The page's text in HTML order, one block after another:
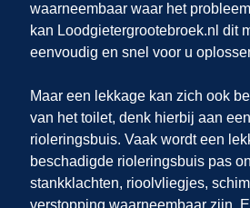
waarneembaar waar het
kan Loodgietergrootebroek.nl dit
eenvoudig en snel voor u
Maar een lekkage kan zich ook
van het toilet, denk hierbij aan
rioleringsbuis. Vaak wordt een
beschadigde rioleringsbuis pas
stankklachten, rioolvliegjes,